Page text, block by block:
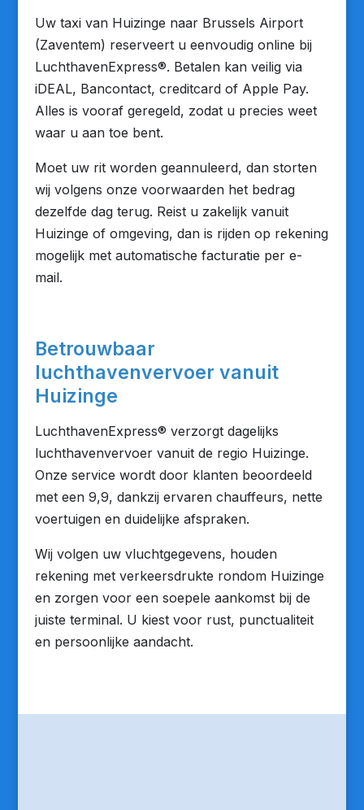
Uw taxi van Huizinge naar Brussels Airport
(Zaventem) reserveert u eenvoudig online bij
LuchthavenExpress®. Betalen kan veilig via
iDEAL, Bancontact, creditcard of Apple Pay.
Alles is vooraf geregeld, zodat u precies weet
waar u aan toe bent.
Moet uw rit worden geannuleerd, dan storten
wij volgens onze voorwaarden het bedrag
dezelfde dag terug. Reist u zakelijk vanuit
Huizinge of omgeving, dan is rijden op rekening
mogelijk met automatische facturatie per e-
mail.
Betrouwbaar
luchthavenvervoer vanuit
Huizinge
LuchthavenExpress® verzorgt dagelijks
luchthavenvervoer vanuit de regio Huizinge.
Onze service wordt door klanten beoordeeld
met een 9,9, dankzij ervaren chauffeurs, nette
voertuigen en duidelijke afspraken.
Wij volgen uw vluchtgegevens, houden
rekening met verkeersdrukte rondom Huizinge
en zorgen voor een soepele aankomst bij de
juiste terminal. U kiest voor rust, punctualiteit
en persoonlijke aandacht.